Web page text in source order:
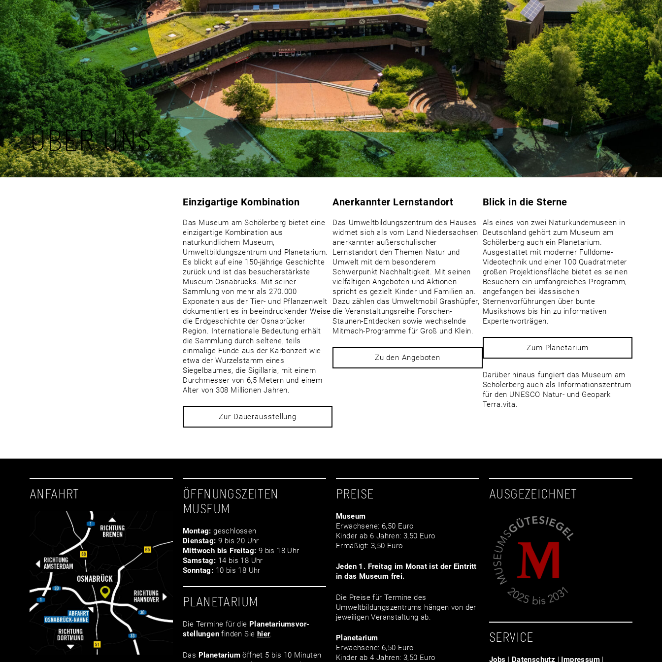
ÜBER UNS
Einzigartige Kombination
Das Museum am Schölerberg bietet eine
einzigartige Kombination aus
naturkundlichem Museum,
Umweltbildungszentrum und Planetarium.
Es blickt auf eine 150-jährige Geschichte
zurück und ist das besucherstärkste
Museum Osnabrücks. Mit seiner
Sammlung von mehr als 270.000
Exponaten aus der Tier- und Pflanzenwelt
dokumentiert es in beeindruckender Weise
die Erdgeschichte der Osnabrücker
Region. Internationale Bedeutung erhält
die Sammlung durch seltene, teils
einmalige Funde aus der Karbonzeit wie
etwa der Wurzelstamm eines
Siegelbaumes, die Sigillaria, mit einem
Durchmesser von 6,5 Metern und einem
Alter von 308 Millionen Jahren.
Zur Dauerausstellung
Anerkannter Lernstandort
Das Umweltbildungszentrum des Hauses
widmet sich als vom Land Niedersachsen
anerkannter außerschulischer
Lernstandort den Themen Natur und
Umwelt mit dem besonderem
Schwerpunkt Nachhaltigkeit. Mit seinen
vielfältigen Angeboten und Aktionen
spricht es gezielt Kinder und Familien an.
Dazu zählen das Umweltmobil Grashüpfer,
die Veranstaltungsreihe Forschen-
Staunen-Entdecken sowie wechselnde
Mitmach-Programme für Groß und Klein.
Zu den Angeboten
Blick in die Sterne
Als eines von zwei Naturkundemuseen in
Deutschland gehört zum Museum am
Schölerberg auch ein Planetarium.
Ausgestattet mit moderner Fulldome-
Videotechnik und einer 100 Quadratmeter
großen Projektionsfläche bietet es seinen
Besuchern ein umfangreiches Programm,
angefangen bei klassischen
Sternenvorführungen über bunte
Musikshows bis hin zu informativen
Expertenvorträgen.
Zum Planetarium
Darüber hinaus fungiert das Museum am
Schölerberg auch als Informationszentrum
für den UNESCO Natur- und Geopark
Terra.vita.
ANFAHRT
ÖFFNUNGSZEITEN
MUSEUM
Montag: geschlossen
Dienstag: 9 bis 20 Uhr
Mittwoch bis Freitag: 9 bis 18 Uhr
Samstag: 14 bis 18 Uhr
Sonntag: 10 bis 18 Uhr
PLANETARIUM
Die Termine für die Planetariumsvor­
stellungen finden Sie hier.
Das Planetarium öffnet 5 bis 10 Minuten
PREISE
Museum
Erwachsene: 6,50 Euro
Kinder ab 6 Jahren: 3,50 Euro
Ermäßigt: 3,50 Euro
Jeden 1. Freitag im Monat ist der Eintritt
in das Museum frei.
Die Preise für Termine des
Umweltbildungszentrums hängen von der
jeweiligen Veranstaltung ab.
Planetarium
Erwachsene: 6,50 Euro
Kinder ab 4 Jahren: 3,50 Euro
AUSGEZEICHNET
SERVICE
Jobs Datenschutz Impressum